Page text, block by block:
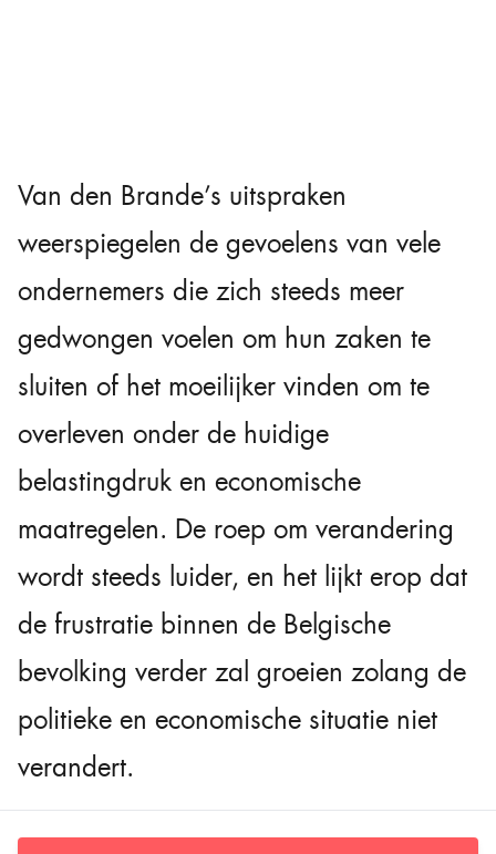
Van den Brande’s uitspraken
weerspiegelen de gevoelens van vele
ondernemers die zich steeds meer
gedwongen voelen om hun zaken te
sluiten of het moeilijker vinden om te
overleven onder de huidige
belastingdruk en economische
maatregelen. De roep om verandering
wordt steeds luider, en het lijkt erop dat
de frustratie binnen de Belgische
bevolking verder zal groeien zolang de
politieke en economische situatie niet
verandert.